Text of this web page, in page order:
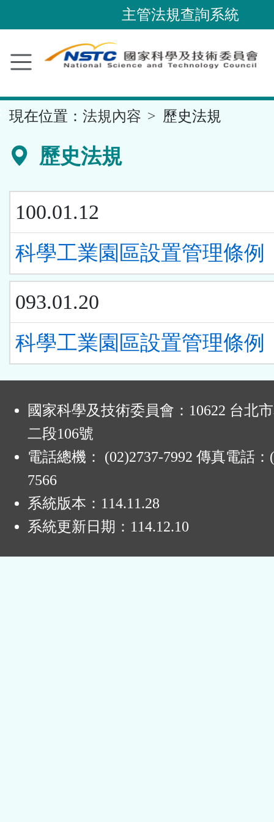
到
要
容
區
主管法規查詢系統
現在位置： 法規內容 歷史法規
歷史法規
100.01.12
科學工業園區設置管理條例
093.01.20
科學工業園區設置管理條例
國家科學及技術委員會：10622 台北
二段106號
電話總機： (02)2737-7992 傳真電話：
7566
系統版本： 114.11.28
系統更新日期： 114.12.10